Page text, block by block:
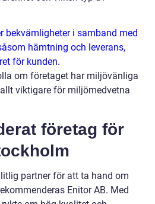
bekvämligheter i samband med
hämtning och leverans,
för kunden.
om företaget har miljövänliga
viktigare för miljömedvetna
företag för
partner för att ta hand om
Enitor AB. Med